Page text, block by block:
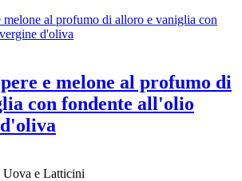
e melone al profumo di
con fondente all'olio
Uova e Latticini